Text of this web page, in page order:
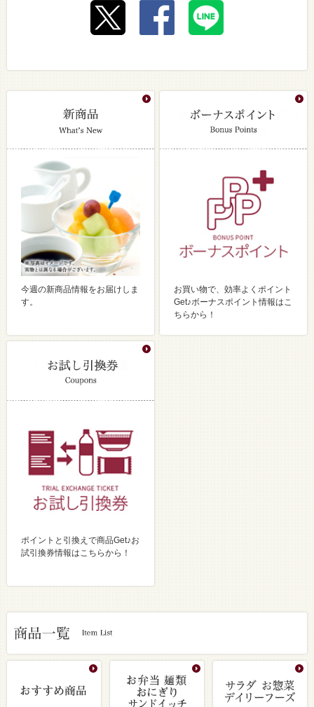
今週の新商品情報をお届けしま
す。
お買い物で、効率よくポイント
Get♪ボーナスポイント情報はこ
ちらから！
ポイントと引換えで商品Get♪お
試引換券情報はこちらから！